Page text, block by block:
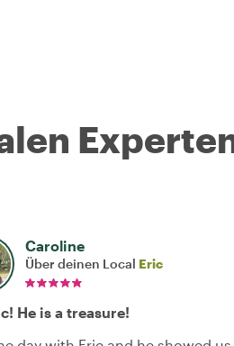
Caroline
Über deinen Local Eric
He is a treasure!